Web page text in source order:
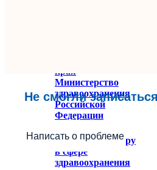
Не смогли
Написать о проблеме
края
Министерство
здравоохранения
Российской
Федерации
Федеральное
служба по надзору
в сфере
здравоохранения